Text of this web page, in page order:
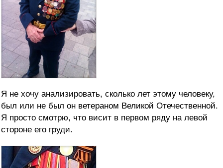
Я не хочу анализировать, сколько лет этому человеку,
был или не был он ветераном Великой Отечественной.
Я просто смотрю, что висит в первом ряду на левой
стороне его груди.